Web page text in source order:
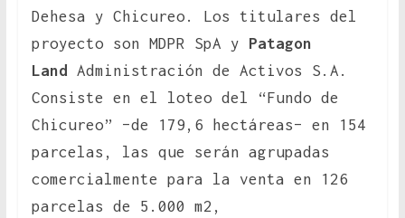
Dehesa y Chicureo. Los titulares del
proyecto son MDPR SpA y Patagon
Land
Administración de Activos S.A.
Consiste en el loteo del “Fundo de
Chicureo” –de 179,6 hectáreas– en 154
parcelas, las que serán agrupadas
comercialmente para la venta en 126
parcelas de 5.000 m2,